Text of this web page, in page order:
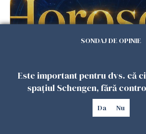
Horoscop 27 iulie. Lunea care
săptămânii. Universul deschide
SONDAJ DE OPINIE
Este important pentru dvs. că
spațiul Schengen, fără
Da Nu